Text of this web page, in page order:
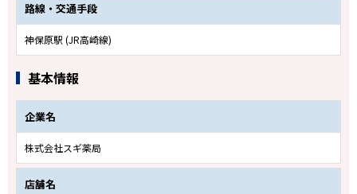
路線・交通手段
神保原駅 (JR高崎線)
基本情報
企業名
株式会社スギ薬局
店舗名